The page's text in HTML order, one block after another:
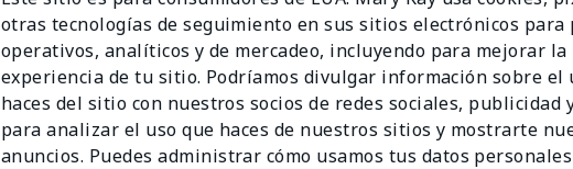
96%
de los encuestados
recomendaría a un
amigo.
otras tecnologías de seguimiento en sus sitios electrónicos para
operativos, analíticos y de mercadeo, incluyendo para mejorar la
experiencia de tu sitio. Podríamos divulgar información sobre el
haces del sitio con nuestros socios de redes sociales, publicidad
para analizar el uso que haces de nuestros sitios y mostrarte
anuncios. Puedes administrar cómo usamos tus datos